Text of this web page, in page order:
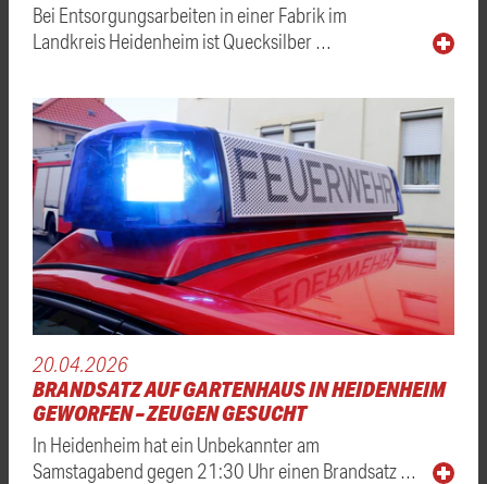
Bei Entsorgungsarbeiten in einer Fabrik im
Landkreis Heidenheim ist Quecksilber …
20.04.2026
BRANDSATZ AUF GARTENHAUS IN HEIDENHEIM
GEWORFEN – ZEUGEN GESUCHT
In Heidenheim hat ein Unbekannter am
Samstagabend gegen 21:30 Uhr einen Brandsatz …